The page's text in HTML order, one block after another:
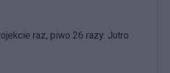
raz, piwo 26 razy. Jutro